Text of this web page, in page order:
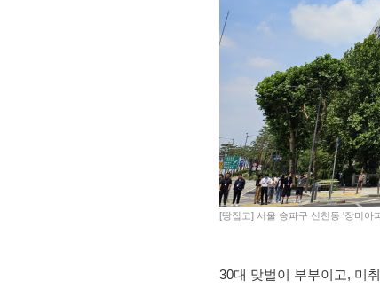
[땅집고] 서울 송파구 신천동 '장미아
30대 맞벌이 부부이고, 미